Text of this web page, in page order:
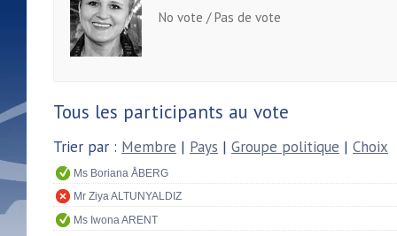
No vote / Pas de vote
Tous les participants au vote
Trier par : Membre | Pays | Groupe politique | Choix
Ms Boriana ÅBERG
Mr Ziya ALTUNYALDIZ
Ms Iwona ARENT